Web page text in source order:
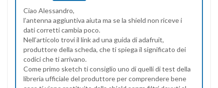
Ciao Alessandro,
l’antenna aggiuntiva aiuta ma se la shield non riceve i
dati corretti cambia poco.
Nell’articolo trovi il link ad una guida di adafruit,
produttore della scheda, che ti spiega il significato dei
codici che ti arrivano.
Come primo sketch ti consiglio uno di quelli di test della
libreria ufficiale del produttore per comprendere bene